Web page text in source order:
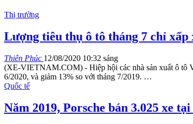
Thị trường
Lượng tiêu thụ ô tô tháng 7 chỉ xấp
Thiên Phúc 12/08/2020 10:32 sáng
(XE-VIETNAM.COM) - Hiệp hội các nhà sản xuất ô tô
6/2020, và giảm 13% so với tháng 7/2019. …
Quốc tế
Năm 2019, Porsche bán 3.025 xe